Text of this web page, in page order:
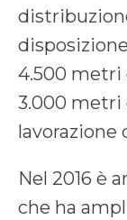
4.500 metri
3.000 metri
lavorazione
Nel 2016 è
che ha